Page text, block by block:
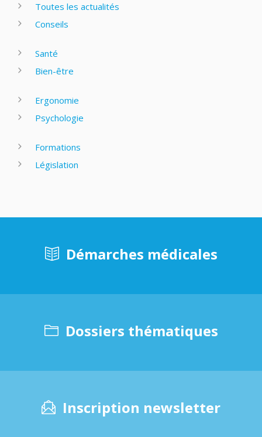
Toutes les actualités
Conseils
Santé
Bien-être
Ergonomie
Psychologie
Formations
Législation
Démarches médicales
Dossiers thématiques
Inscription newsletter